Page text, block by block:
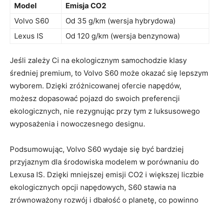
Model
Emisja CO2
Volvo S60
Od⁢ 35 ​g/km⁣ (wersja hybrydowa)
Lexus IS
Od 120‍ g/km (wersja⁣ benzynowa)
Jeśli zależy Ci ⁤na ‌ekologicznym samochodzie klasy
średniej ⁢premium, to Volvo S60 może okazać się lepszym
‌wyborem. ⁢Dzięki zróżnicowanej​ ofercie napędów,
możesz⁤ dopasować ​pojazd​ do swoich preferencji
ekologicznych, nie‌ rezygnując przy tym z‌ luksusowego⁤
wyposażenia i nowoczesnego ⁢designu.
Podsumowując, Volvo⁣ S60 wydaje się być bardziej
przyjaznym dla ‍środowiska ⁣modelem w porównaniu do
Lexusa IS. ⁤Dzięki mniejszej emisji CO2 i większej liczbie
ekologicznych opcji‌ napędowych, S60‍ stawia na
zrównoważony rozwój i dbałość o planetę, co‌ powinno